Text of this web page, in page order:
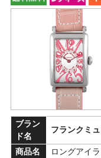
ブラン
ド名
フランクミ
商品名
ロングアイ